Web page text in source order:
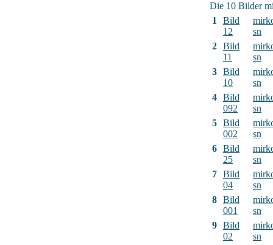
Die 10 Bilder
1
Bild
12
sn
2 Bild
11
sn
3 Bild
10
sn
4 Bild
092
sn
5 Bild
002
sn
6 Bild
25
sn
7 Bild
04
sn
8 Bild
001
sn
9 Bild
02
sn